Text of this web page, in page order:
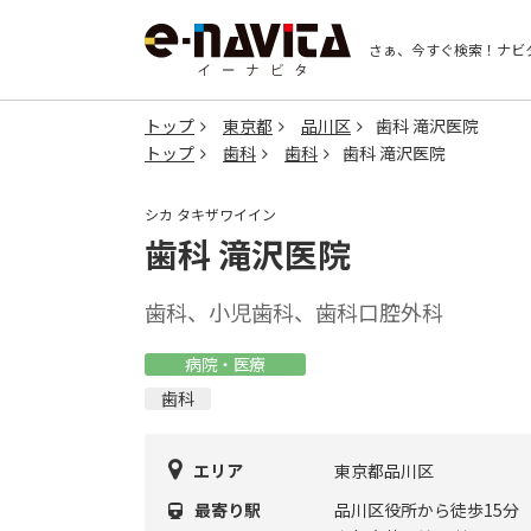
さぁ、今すぐ検索！ ナビ
トップ 東京都 品川区
歯科 滝沢医院
トップ
歯科 歯科 歯科 滝沢医院
シカ タキザワイイン
歯科 滝沢医院
歯科、小児歯科、歯科口腔外科
病院・医療
歯科
エリア
東京都品川区
最寄り駅
品川区役所から徒歩15分